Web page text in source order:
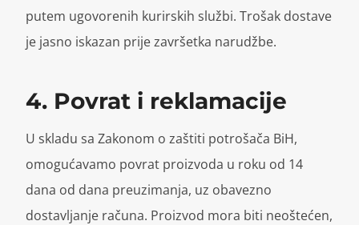
putem ugovorenih kurirskih službi. Trošak dostave
je jasno iskazan prije završetka narudžbe.
4. Povrat i reklamacije
U skladu sa Zakonom o zaštiti potrošača BiH,
omogućavamo povrat proizvoda u roku od 14
dana od dana preuzimanja, uz obavezno
dostavljanje računa. Proizvod mora biti neoštećen,